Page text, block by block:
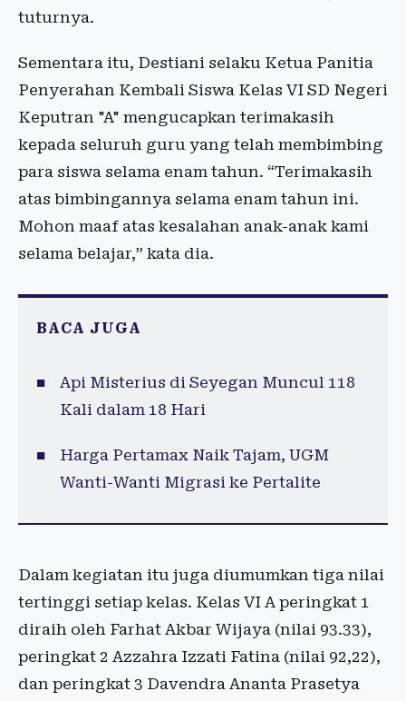
tuturnya.
Sementara itu, Destiani selaku Ketua Panitia
Penyerahan Kembali Siswa Kelas VI SD Negeri
Keputran "A" mengucapkan terimakasih
kepada seluruh guru yang telah membimbing
para siswa selama enam tahun. “Terimakasih
atas bimbingannya selama enam tahun ini.
Mohon maaf atas kesalahan anak-anak kami
selama belajar,” kata dia.
BACA JUGA
Api Misterius di Seyegan Muncul 118
Kali dalam 18 Hari
Harga Pertamax Naik Tajam, UGM
Wanti-Wanti Migrasi ke Pertalite
Dalam kegiatan itu juga diumumkan tiga nilai
tertinggi setiap kelas. Kelas VI A peringkat 1
diraih oleh Farhat Akbar Wijaya (nilai 93.33),
peringkat 2 Azzahra Izzati Fatina (nilai 92,22),
dan peringkat 3 Davendra Ananta Prasetya